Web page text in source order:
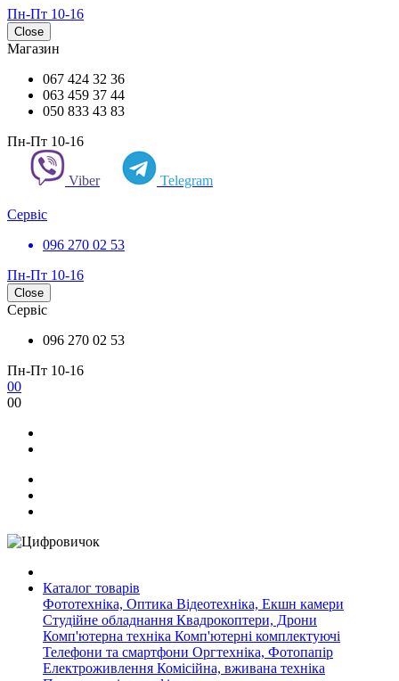
Пн-Пт 10-16
Close
Магазин
067 424 32 36
063 459 37 44
050 833 43 83
Пн-Пт 10-16
Viber Telegram
Сервіс
096 270 02 53
Пн-Пт 10-16
Close
Сервіс
096 270 02 53
Пн-Пт 10-16
00
00
Каталог товарів
Фототехніка, Оптика Відеотехніка, Екшн камери
Студійне обладнання Квадрокоптери, Дрони
Комп'ютерна техніка Комп'ютерні комплектуючі
Телефони та смартфони Оргтехніка, Фотопапір
Електроживлення Комісійна, вживана техніка